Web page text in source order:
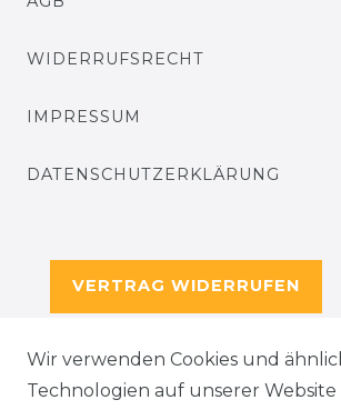
WIDERRUFSRECHT
IMPRESSUM
DATENSCHUTZERKLÄRUNG
VERTRAG WIDERRUFEN
SERVICE
Wir verwenden Cookies und
Technologien auf unserer Website